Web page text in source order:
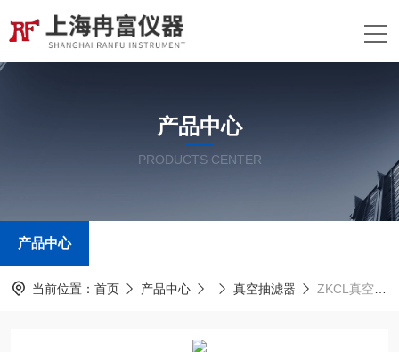
产品中心
PRODUCTS CENTER
产品中心
当前位置： 首页 产品中心 真空抽滤器 ZKCL真空抽滤器